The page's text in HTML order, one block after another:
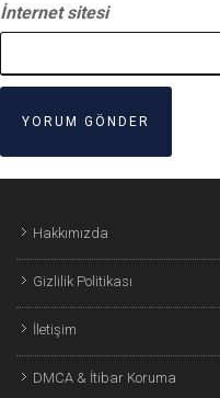
İnternet sitesi
Hakkımızda
Gizlilik Politikası
İletişim
DMCA & İtibar Koruma